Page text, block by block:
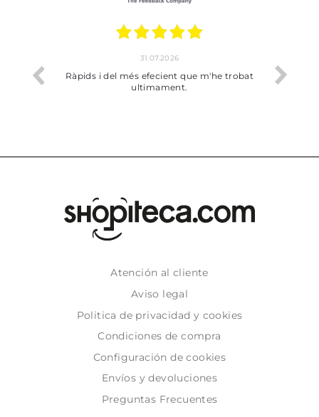
i del més efecient que m'he trobat
Bien pero soy de
dejado recoger
Atención al cliente
Aviso legal
Politica de privacidad y cookies
Condiciones de compra
Configuración de cookies
Envíos y devoluciones
Preguntas Frecuentes